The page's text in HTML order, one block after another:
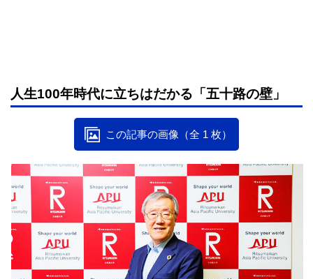
人生100年時代に立ちはだかる「五十路の壁」
この記事の画像（全 1 枚）